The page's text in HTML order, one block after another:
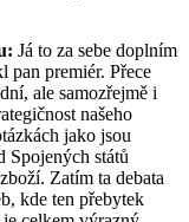
Já to za sebe doplním
pan premiér. Přece
ale samozřejmě i
našeho
jako jsou
Spojených států
Zatím ta debata
kde ten přebytek